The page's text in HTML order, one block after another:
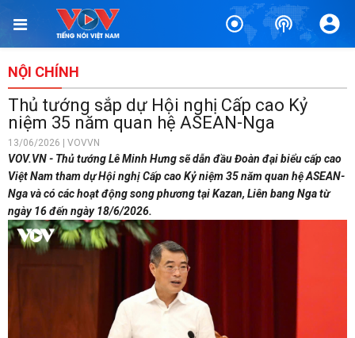
NỘI CHÍNH
Thủ tướng sắp dự Hội nghị Cấp cao Kỷ
niệm 35 năm quan hệ ASEAN-Nga
13/06/2026 | VOVVN
VOV.VN - Thủ tướng Lê Minh Hưng sẽ dẫn đầu Đoàn đại biểu cấp cao
Việt Nam tham dự Hội nghị Cấp cao Kỷ niệm 35 năm quan hệ ASEAN-
Nga và có các hoạt động song phương tại Kazan, Liên bang Nga từ
ngày 16 đến ngày 18/6/2026.